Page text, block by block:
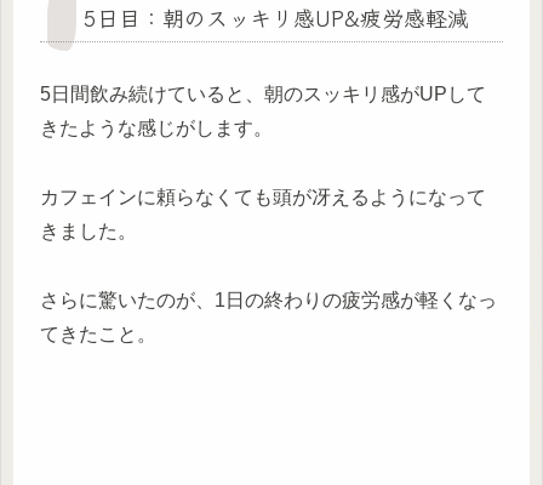
5日目：朝のスッキリ感UP&疲労感軽減
5日間飲み続けていると、朝のスッキリ感がUPして
きたような感じがします。
カフェインに頼らなくても頭が冴えるようになって
きました。
さらに驚いたのが、1日の終わりの疲労感が軽くなっ
てきたこと。